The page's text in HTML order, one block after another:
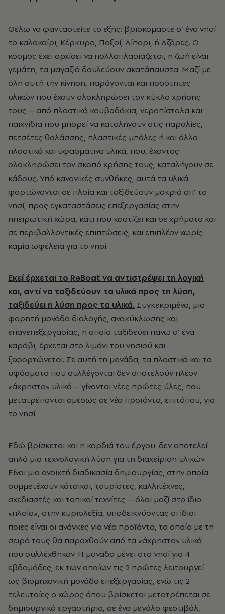
Θέλω να φανταστείτε το εξής: βρισκόμαστε σ’ ένα νησί
το καλοκαίρι, Κέρκυρα, Παξοί, Λίπαρι, ή Αζόρες. Ο
κόσμος έχει αρχίσει να πολλαπλασιάζεται, η ζωή είναι
γεμάτη, τα μαγαζιά δουλεύουν ακατάπαυστα. Μαζί με
όλη αυτή την κίνηση, παράγονται και ποσότητες
υλικών που έχουν ολοκληρώσει τον κύκλο χρήσης
τους – από πλαστικά κουβαδάκια, νεροπίστολα και
παιχνίδια που μπορεί να καταλήγουν στις παραλίες,
πετσέτες θαλάσσης, πλαστικές μπάλες ή και άλλα
πλαστικά και υφασμάτινα υλικά, που, έχοντας
ολοκληρώσει τον σκοπό χρήσης τους, καταλήγουν σε
κάδους. Υπό κανονικές συνθήκες, αυτά τα υλικά
φορτώνονται σε πλοία και ταξιδεύουν μακριά απ’ το
νησί, προς εγκαταστάσεις επεξεργασίας στην
ηπειρωτική χώρα, κάτι που κοστίζει και σε χρήματα και
σε περιβαλλοντικές επιπτώσεις, και επιπλέον χωρίς
καμία ωφέλεια για το νησί.
Εκεί έρχεται το ReBoat να αντιστρέψει τη λογική
και, αντί να ταξιδεύουν τα υλικά προς τη λύση,
ταξιδεύει η λύση προς τα υλικά. Συγκεκριμένα, μια
φορητή μονάδα διαλογής, ανακύκλωσης και
επανεπεξεργασίας, η οποία ταξιδεύει πάνω σ’ ένα
καράβι, έρχεται στο λιμάνι του νησιού και
ξεφορτώνεται. Σε αυτή τη μονάδα, τα πλαστικά και τα
υφάσματα που συλλέγονται δεν αποτελούν πλέον
«άχρηστα» υλικά – γίνονται νέες πρώτες ύλες, που
μετατρέπονται αμέσως σε νέα προϊόντα, επιτόπου, για
το νησί.
Εδώ βρίσκεται και η καρδιά του έργου: δεν αποτελεί
απλά μια τεχνολογική λύση για τη διαχείριση υλικών.
Είναι μια ανοιχτή διαδικασία δημιουργίας, στην οποία
συμμετέχουν κάτοικοι, τουρίστες, καλλιτέχνες,
σχεδιαστές και τοπικοί τεχνίτες – όλοι μαζί στο ίδιο
«πλοίο», στην κυριολεξία, υποδεικνύοντας οι ίδιοι
ποιες είναι οι ανάγκες για νέα προϊόντα, τα οποία με τη
σειρά τους θα παραχθούν από τα «άχρηστα» υλικά
που συλλέχθηκαν. Η μονάδα μένει στο νησί για 4
εβδομάδες, εκ των οποίων τις 2 πρώτες λειτουργεί
ως βιομηχανική μονάδα επεξεργασίας, ενώ τις 2
τελευταίες ο χώρος όπου βρίσκεται μετατρέπεται σε
δημιουργικό εργαστήριο, σε ένα μεγάλο φεστιβάλ,